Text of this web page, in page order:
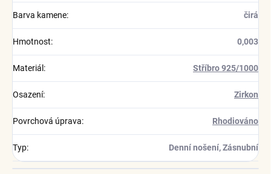
Barva kamene: čirá
Hmotnost: 0,003
Materiál: Stříbro 925/1000
Osazení: Zirkon
Povrchová úprava: Rhodiováno
Typ: Denní nošení, Zásnubní